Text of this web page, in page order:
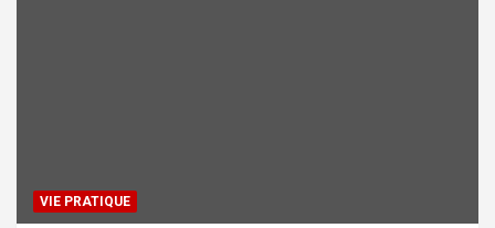
VIE PRATIQUE